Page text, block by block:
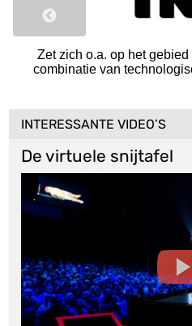
Advies, workshops en
aan
INTERESSANTE VIDEO’S
De virtuele snijtafel